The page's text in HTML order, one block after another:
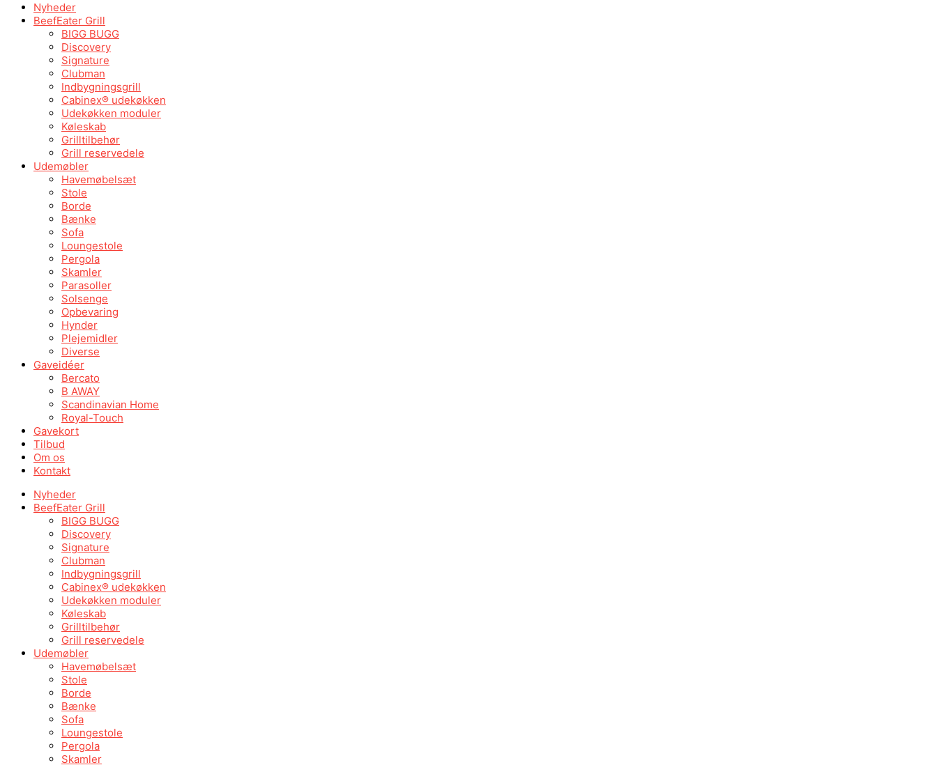
Nyheder
BeefEater Grill
BIGG BUGG
Discovery
Signature
Clubman
Indbygningsgrill
Cabinex® udekøkken
Udekøkken moduler
Køleskab
Grilltilbehør
Grill reservedele
Udemøbler
Havemøbelsæt
Stole
Borde
Bænke
Sofa
Loungestole
Pergola
Skamler
Parasoller
Solsenge
Opbevaring
Hynder
Plejemidler
Diverse
Gaveidéer
Bercato
B AWAY
Scandinavian Home
Royal-Touch
Gavekort
Tilbud
Om os
Kontakt
Nyheder
BeefEater Grill
BIGG BUGG
Discovery
Signature
Clubman
Indbygningsgrill
Cabinex® udekøkken
Udekøkken moduler
Køleskab
Grilltilbehør
Grill reservedele
Udemøbler
Havemøbelsæt
Stole
Borde
Bænke
Sofa
Loungestole
Pergola
Skamler